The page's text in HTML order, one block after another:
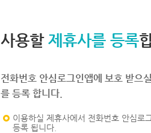
사용할 제휴사를 등록
전화번호 안심로그인앱에 보호 받으
를 등록 합니다.
이용하실 제휴사에서 전화번호 안심로
등록 됩니다.